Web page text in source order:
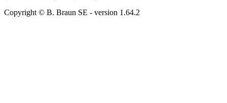
Copyright © B. Braun SE - version 1.64.2